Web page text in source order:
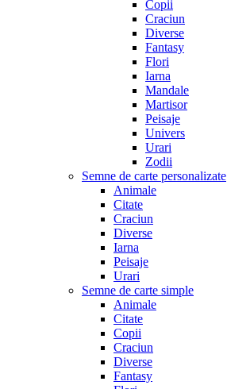
Copii
Craciun
Diverse
Fantasy
Flori
Iarna
Mandale
Martisor
Peisaje
Univers
Urari
Zodii
Semne de carte personalizate
Animale
Citate
Craciun
Diverse
Iarna
Peisaje
Urari
Semne de carte simple
Animale
Citate
Copii
Craciun
Diverse
Fantasy